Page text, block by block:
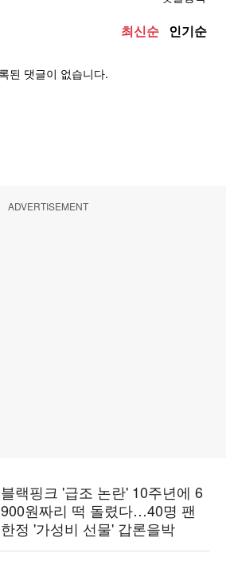
ADVERTISEMENT
블랙핑크 '급조 논란' 10주년에 6
900원짜리 떡 돌렸다…40명 팬
한정 '가성비 선물' 갑론을박